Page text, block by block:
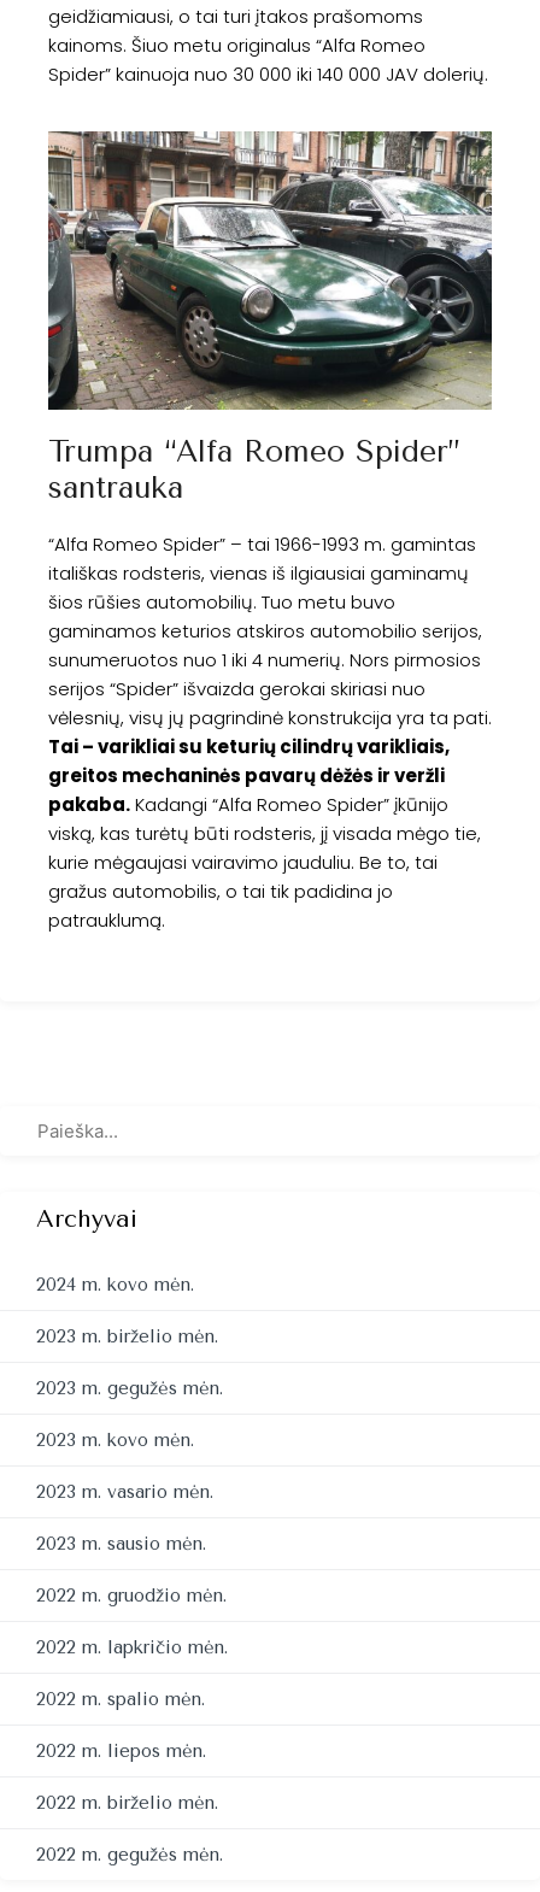
geidžiamiausi, o tai turi įtakos prašomoms
kainoms. Šiuo metu originalus “Alfa Romeo
Spider” kainuoja nuo 30 000 iki 140 000 JAV dolerių.
Trumpa “Alfa Romeo Spider”
santrauka
“Alfa Romeo Spider” – tai 1966-1993 m. gamintas
itališkas rodsteris, vienas iš ilgiausiai gaminamų
šios rūšies automobilių. Tuo metu buvo
gaminamos keturios atskiros automobilio serijos,
sunumeruotos nuo 1 iki 4 numerių. Nors pirmosios
serijos “Spider” išvaizda gerokai skiriasi nuo
vėlesnių, visų jų pagrindinė konstrukcija yra ta pati.
Tai – varikliai su keturių cilindrų varikliais,
greitos mechaninės pavarų dėžės ir veržli
pakaba.Kadangi “Alfa Romeo Spider” įkūnijo
viską, kas turėtų būti rodsteris, jį visada mėgo tie,
kurie mėgaujasi vairavimo jauduliu. Be to, tai
gražus automobilis, o tai tik padidina jo
patrauklumą.
Archyvai
2024 m. kovo mėn.
2023 m. birželio mėn.
2023 m. gegužės mėn.
2023 m. kovo mėn.
2023 m. vasario mėn.
2023 m. sausio mėn.
2022 m. gruodžio mėn.
2022 m. lapkričio mėn.
2022 m. spalio mėn.
2022 m. liepos mėn.
2022 m. birželio mėn.
2022 m. gegužės mėn.